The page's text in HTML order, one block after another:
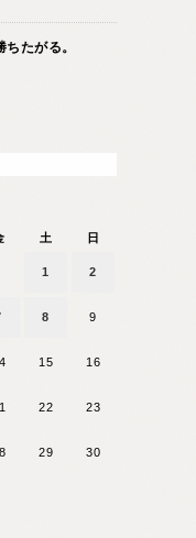
たがる。
土 日
1 2
8 9
15 16
22 23
29 30